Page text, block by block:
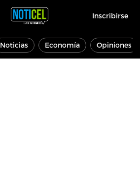
Inscribirse
Noticias Economía Opiniones